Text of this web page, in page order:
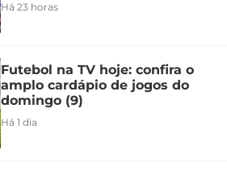
Há 23 horas
Futebol na TV hoje: confira o
amplo cardápio de jogos do
domingo (9)
Há 1 dia